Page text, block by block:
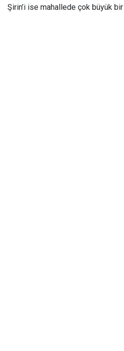
Şirin’i ise mahallede çok büyük